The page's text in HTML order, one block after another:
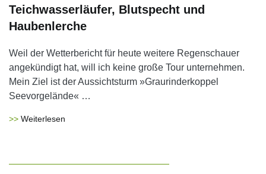
Teichwasserläufer, Blutspecht und
Haubenlerche
Weil der Wetterbericht für heute weitere Regenschauer
angekündigt hat, will ich keine große Tour unternehmen.
Mein Ziel ist der Aussichtsturm »Graurinderkoppel
Seevorgelände« …
Weiterlesen